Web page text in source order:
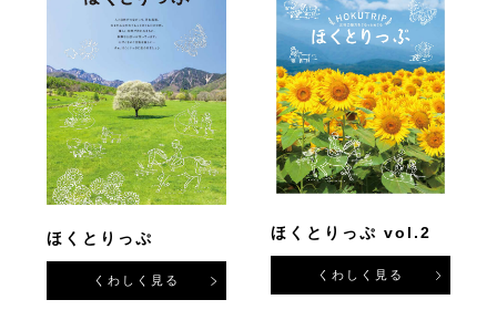
ほくとりっぷ
くわしく見る
ほくとりっぷ vol.2
くわしく見る